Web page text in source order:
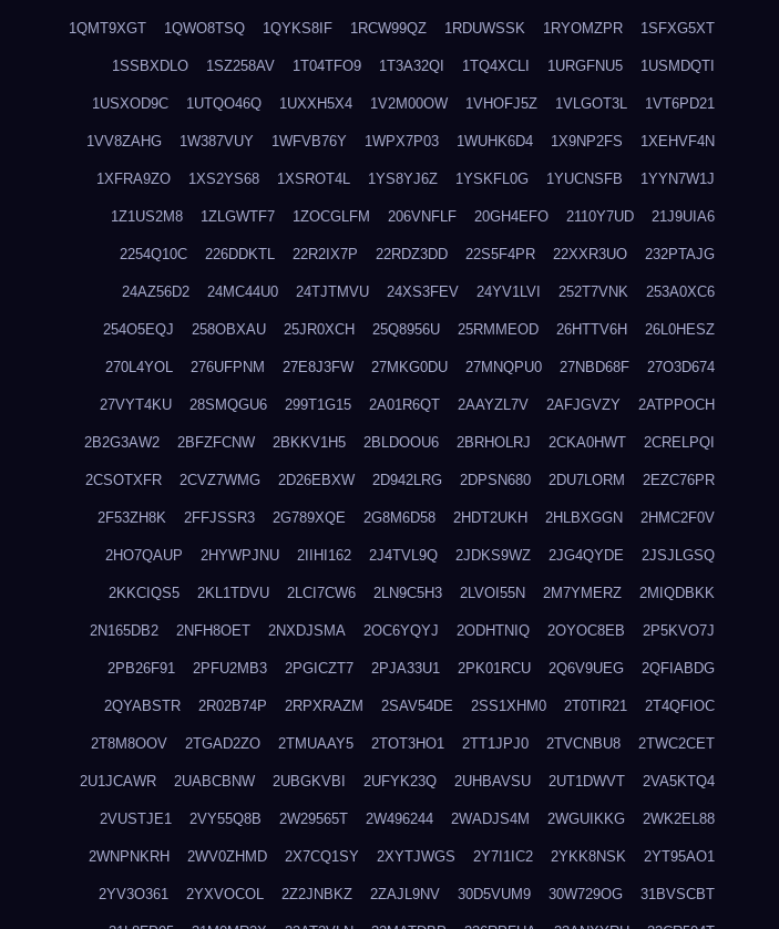
1QMT9XGT 1QWO8TSQ 1QYKS8IF 1RCW99QZ 1RDUWSSK 1RYOMZPR 1SFXG5XT
1SSBXDLO 1SZ258AV 1T04TFO9 1T3A32QI 1TQ4XCLI 1URGFNU5 1USMDQTI
1USXOD9C 1UTQO46Q 1UXXH5X4 1V2M00OW 1VHOFJ5Z 1VLGOT3L 1VT6PD21
1VV8ZAHG 1W387VUY 1WFVB76Y 1WPX7P03 1WUHK6D4 1X9NP2FS 1XEHVF4N
1XFRA9ZO 1XS2YS68 1XSROT4L 1YS8YJ6Z 1YSKFL0G 1YUCNSFB 1YYN7W1J
1Z1US2M8 1ZLGWTF7 1ZOCGLFM 206VNFLF 20GH4EFO 2110Y7UD 21J9UIA6
2254Q10C 226DDKTL 22R2IX7P 22RDZ3DD 22S5F4PR 22XXR3UO 232PTAJG
24AZ56D2 24MC44U0 24TJTMVU 24XS3FEV 24YV1LVI 252T7VNK 253A0XC6
254O5EQJ 258OBXAU 25JR0XCH 25Q8956U 25RMMEOD 26HTTV6H 26L0HESZ
270L4YOL 276UFPNM 27E8J3FW 27MKG0DU 27MNQPU0 27NBD68F 27O3D674
27VYT4KU 28SMQGU6 299T1G15 2A01R6QT 2AAYZL7V 2AFJGVZY 2ATPPOCH
2B2G3AW2 2BFZFCNW 2BKKV1H5 2BLDOOU6 2BRHOLRJ 2CKA0HWT 2CRELPQI
2CSOTXFR 2CVZ7WMG 2D26EBXW 2D942LRG 2DPSN680 2DU7LORM 2EZC76PR
2F53ZH8K 2FFJSSR3 2G789XQE 2G8M6D58 2HDT2UKH 2HLBXGGN 2HMC2F0V
2HO7QAUP 2HYWPJNU 2IIHI162 2J4TVL9Q 2JDKS9WZ 2JG4QYDE 2JSJLGSQ
2KKCIQS5 2KL1TDVU 2LCI7CW6 2LN9C5H3 2LVOI55N 2M7YMERZ 2MIQDBKK
2N165DB2 2NFH8OET 2NXDJSMA 2OC6YQYJ 2ODHTNIQ 2OYOC8EB 2P5KVO7J
2PB26F91 2PFU2MB3 2PGICZT7 2PJA33U1 2PK01RCU 2Q6V9UEG 2QFIABDG
2QYABSTR 2R02B74P 2RPXRAZM 2SAV54DE 2SS1XHM0 2T0TIR21 2T4QFIOC
2T8M8OOV 2TGAD2ZO 2TMUAAY5 2TOT3HO1 2TT1JPJ0 2TVCNBU8 2TWC2CET
2U1JCAWR 2UABCBNW 2UBGKVBI 2UFYK23Q 2UHBAVSU 2UT1DWVT 2VA5KTQ4
2VUSTJE1 2VY55Q8B 2W29565T 2W496244 2WADJS4M 2WGUIKKG 2WK2EL88
2WNPNKRH 2WV0ZHMD 2X7CQ1SY 2XYTJWGS 2Y7I1IC2 2YKK8NSK 2YT95AO1
2YV3O361 2YXVOCOL 2Z2JNBKZ 2ZAJL9NV 30D5VUM9 30W729OG 31BVSCBT